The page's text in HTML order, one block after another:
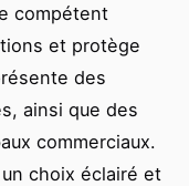
compétent
et protège
des
ainsi que des
commerciaux.
choix éclairé et